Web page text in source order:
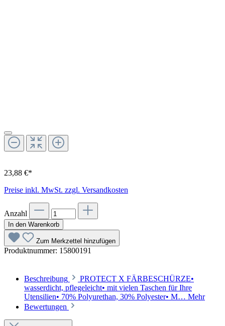
23,88 €*
Preise inkl. MwSt. zzgl. Versandkosten
Anzahl
In den Warenkorb
Zum Merkzettel hinzufügen
Produktnummer: 15800191
Beschreibung
PROTECT X FÄRBESCHÜRZE•
wasserdicht, pflegeleicht• mit vielen Taschen für Ihre
Utensilien• 70% Polyurethan, 30% Polyester• M… Mehr
Bewertungen